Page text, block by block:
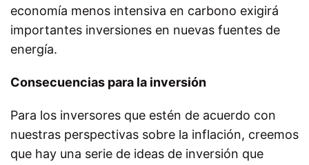
economía menos intensiva en carbono exigirá
importantes inversiones en nuevas fuentes de
energía.
Consecuencias para la inversión
Para los inversores que estén de acuerdo con
nuestras perspectivas sobre la inflación, creemos
que hay una serie de ideas de inversión que